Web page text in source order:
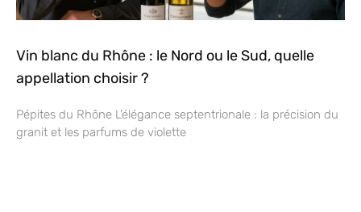
Vin blanc du Rhône : le Nord ou le Sud, quelle
appellation choisir ?
Pépites du Rhône L’élégance septentrionale : la précision du
granit et les parfums de violette